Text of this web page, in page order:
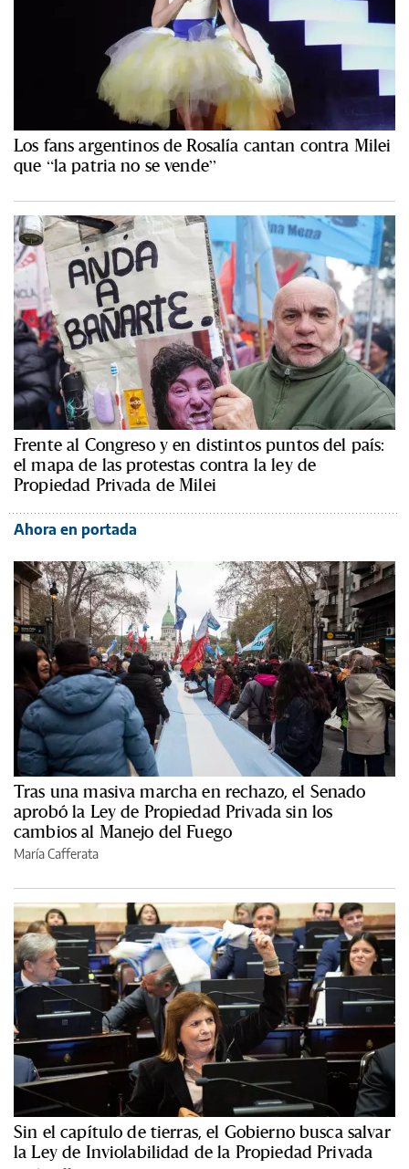
Los fans argentinos de Rosalía cantan contra Milei
que “la patria no se vende”
Frente al Congreso y en distintos puntos del país:
el mapa de las protestas contra la ley de
Propiedad Privada de Milei
Ahora en portada
Tras una masiva marcha en rechazo, el Senado
aprobó la Ley de Propiedad Privada sin los
cambios al Manejo del Fuego
María Cafferata
Sin el capítulo de tierras, el Gobierno busca salvar
la Ley de Inviolabilidad de la Propiedad Privada